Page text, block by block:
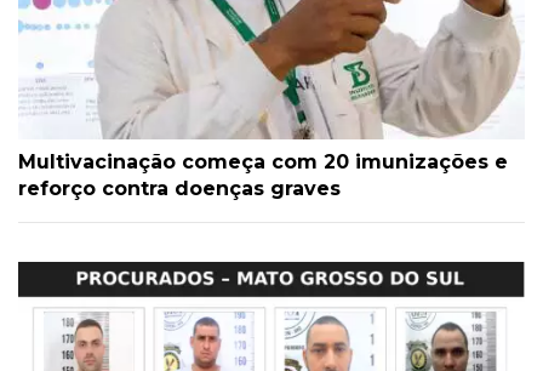
Multivacinação começa com 20 imunizações e
reforço contra doenças graves